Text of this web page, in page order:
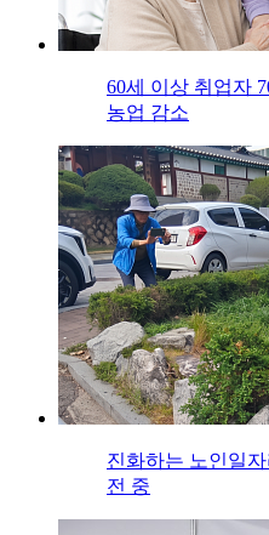
60세 이상 취업자
농업 감소
진화하는 노인일
전 중